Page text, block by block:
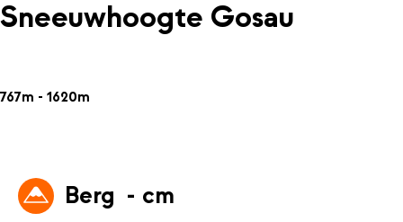
Sneeuwhoogte Gosau
767m - 1620m
Berg - cm